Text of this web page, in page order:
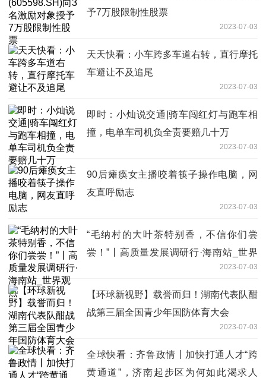
予7万股限制性股票
2023-07-03
天天快看：小车跨多车道右转，直行摩托
车避让不及追尾
2023-07-03
即时：小灿说交通|骑车闯红灯与跑车相
撞，电单车司机负全责要赔几十万
2023-07-03
90后瘫痪女主播咬着筷子操作电脑，网
友直呼励志
2023-07-03
“毛纳村的大叶茶特别香，不信你们尝
尝！”丨高质量发展调研行·海南站_世界
2023-07-03
【环球新视野】载誉而归！湖南代表队酣
战第三届全国青少年国防体育大会
2023-07-03
全球快看：齐鲁政情丨加快打通人才“跨
黄通道”，济南起步区为何如此渴求人